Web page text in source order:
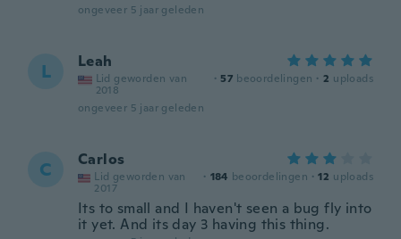
ongeveer 5 jaar geleden
L Leah
Lid geworden van
2018
· 57 beoordelingen · 2 uploads
ongeveer 5 jaar geleden
C Carlos
Lid geworden van
2017
· 184 beoordelingen · 12 uploads
Its to small and I haven't seen a bug fly into
it yet. And its day 3 having this thing.